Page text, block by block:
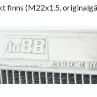
finns (M22x1.5,